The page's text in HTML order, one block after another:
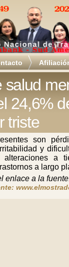
salud
24,6%
triste
son
y
a
a largo
enlace a la